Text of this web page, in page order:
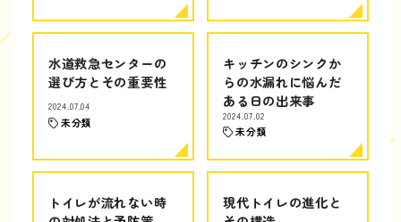
水道救急センターの
選び方とその重要性
2024.07.04
未分類
キッチンのシンクか
らの水漏れに悩んだ
ある日の出来事
2024.07.02
未分類
トイレが流れない時
現代トイレの進化と